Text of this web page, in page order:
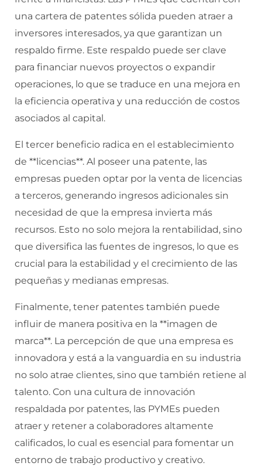
una cartera de patentes sólida pueden atraer a
inversores interesados, ya que garantizan un
respaldo firme. Este respaldo puede ser clave
para financiar nuevos proyectos o expandir
operaciones, lo que se traduce en una mejora en
la eficiencia operativa y una reducción de costos
asociados al capital.
El tercer beneficio radica en el establecimiento
de **licencias**. Al poseer una patente, las
empresas pueden optar por la venta de licencias
a terceros, generando ingresos adicionales sin
necesidad de que la empresa invierta más
recursos. Esto no solo mejora la rentabilidad, sino
que diversifica las fuentes de ingresos, lo que es
crucial para la estabilidad y el crecimiento de las
pequeñas y medianas empresas.
Finalmente, tener patentes también puede
influir de manera positiva en la **imagen de
marca**. La percepción de que una empresa es
innovadora y está a la vanguardia en su industria
no solo atrae clientes, sino que también retiene al
talento. Con una cultura de innovación
respaldada por patentes, las PYMEs pueden
atraer y retener a colaboradores altamente
calificados, lo cual es esencial para fomentar un
entorno de trabajo productivo y creativo.